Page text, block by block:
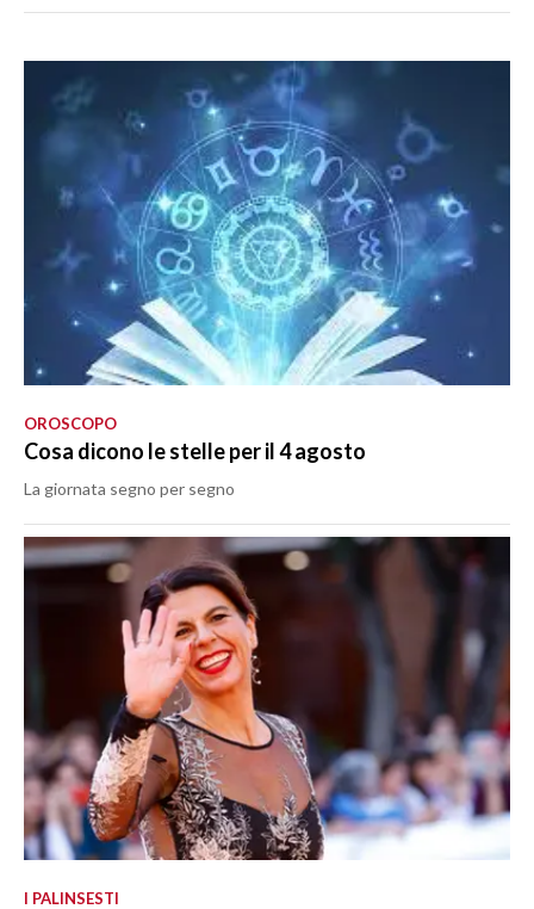
OROSCOPO
Cosa dicono le stelle per il 4 agosto
La giornata segno per segno
I PALINSESTI